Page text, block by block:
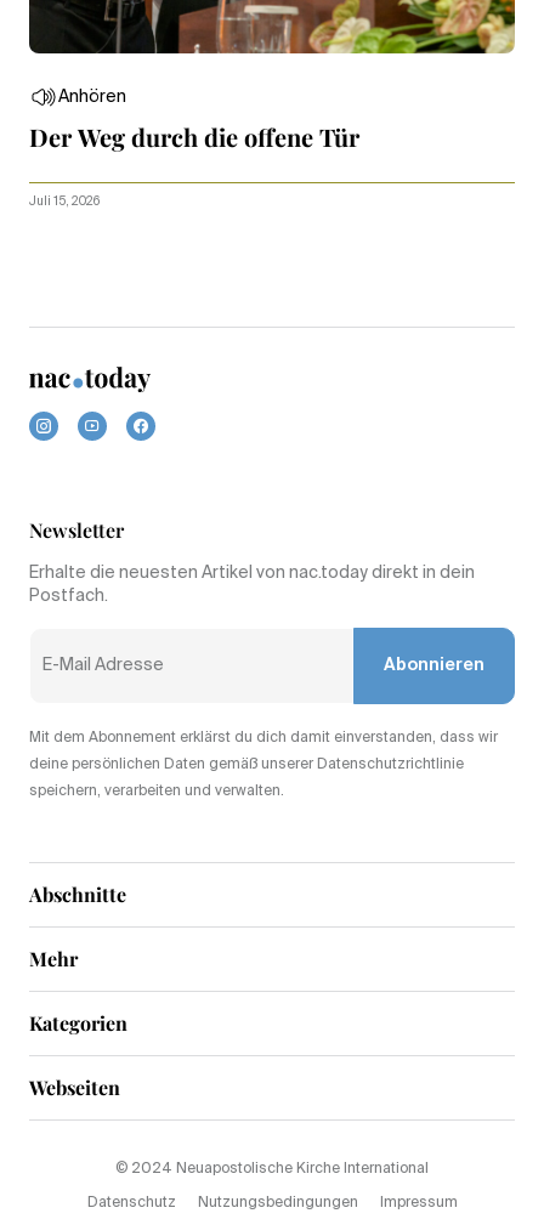
Anhören
Der Weg durch die offene Tür
Juli 15, 2026
Abschnitte
Mehr
Newsletter
Erhalte die neuesten Artikel von nac.today direkt in dein
Postfach.
Abonnieren
Mit dem Abonnement erklärst du dich damit einverstanden, dass wir
deine persönlichen Daten gemäß unserer Datenschutzrichtlinie
speichern, verarbeiten und verwalten.
Kategorien
Webseiten
© 2024 Neuapostolische Kirche International
Datenschutz Nutzungsbedingungen Impressum